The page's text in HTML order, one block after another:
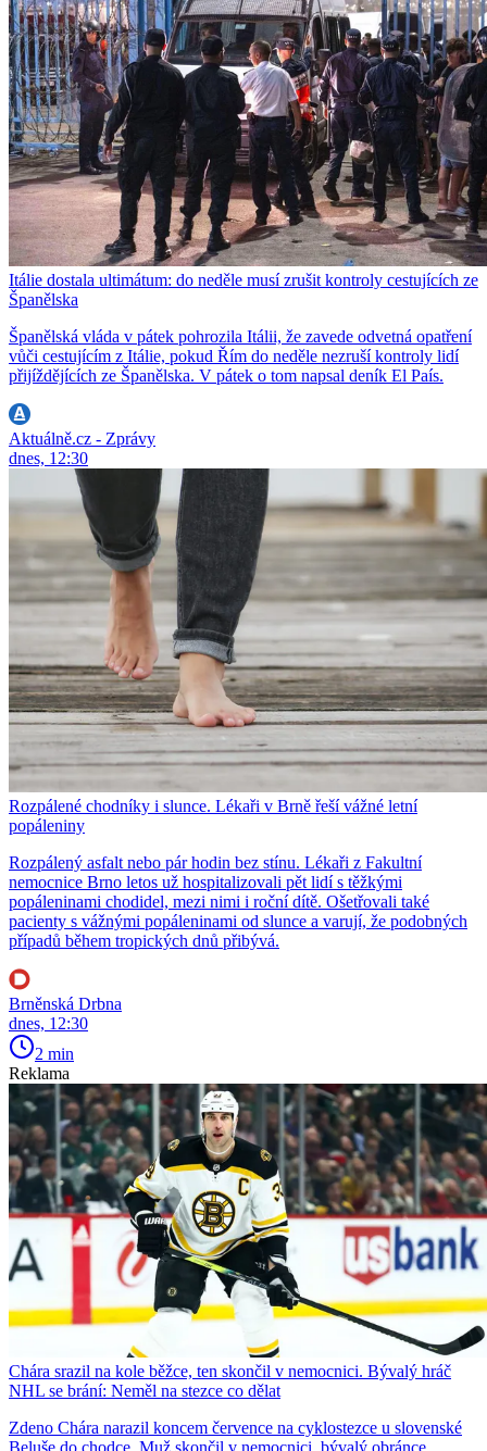
Itálie dostala ultimátum: do neděle musí zrušit kontroly cestujících ze
Španělska
Španělská vláda v pátek pohrozila Itálii, že zavede odvetná opatření
vůči cestujícím z Itálie, pokud Řím do neděle nezruší kontroly lidí
přijíždějících ze Španělska. V pátek o tom napsal deník El País.
Aktuálně.cz - Zprávy
dnes, 12:30
Rozpálené chodníky i slunce. Lékaři v Brně řeší vážné letní
popáleniny
Rozpálený asfalt nebo pár hodin bez stínu. Lékaři z Fakultní
nemocnice Brno letos už hospitalizovali pět lidí s těžkými
popáleninami chodidel, mezi nimi i roční dítě. Ošetřovali také
pacienty s vážnými popáleninami od slunce a varují, že podobných
případů během tropických dnů přibývá.
Brněnská Drbna
dnes, 12:30
2 min
Reklama
Chára srazil na kole běžce, ten skončil v nemocnici. Bývalý hráč
NHL se brání: Neměl na stezce co dělat
Zdeno Chára narazil koncem července na cyklostezce u slovenské
Beluše do chodce. Muž skončil v nemocnici, bývalý obránce